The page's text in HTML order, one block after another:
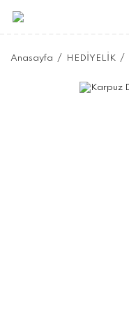
Anasayfa HEDİYELİK